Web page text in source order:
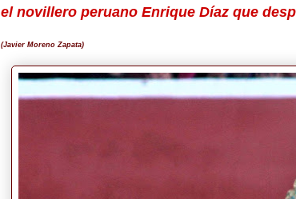
el novillero peruano Enrique Díaz que
(Javier Moreno Zapata)